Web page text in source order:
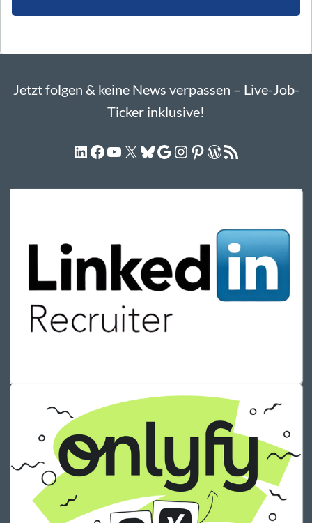
Jetzt folgen & keine News verpassen – Live-Job-
Ticker inklusive!